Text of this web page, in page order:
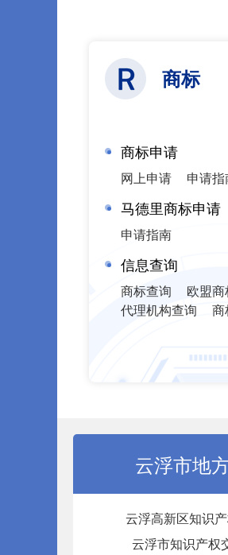
商标
商标申请
网上申请 申请
马德里商标申请
申请指南
信息查询
商标查询 欧盟
代理机构查询
商
云浮市地
云浮高新区知识
云浮市知识产权